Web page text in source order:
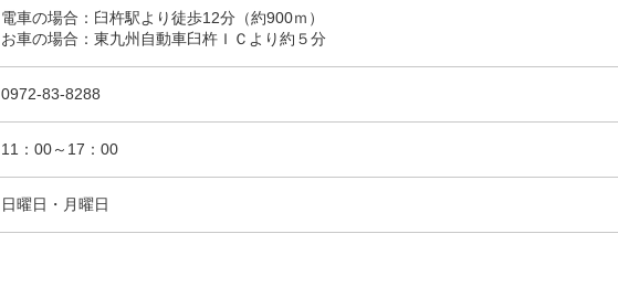
電車の場合：臼杵駅より徒歩12分（約900ｍ）
お車の場合：東九州自動車臼杵ＩＣより約５分
0972-83-8288
11：00～17：00
日曜日・月曜日